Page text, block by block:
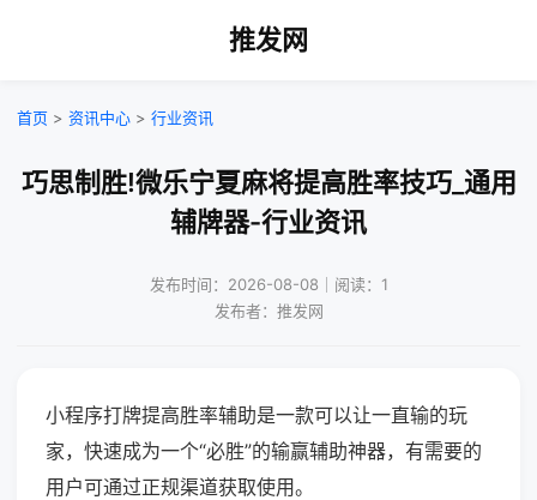
推发网
首页 > 资讯中心 > 行业资讯
巧思制胜!微乐宁夏麻将提高胜率技巧_通用
辅牌器-行业资讯
发布时间：2026-08-08｜阅读：1
发布者：推发网
小程序打牌提高胜率辅助是一款可以让一直输的玩
家，快速成为一个“必胜”的输赢辅助神器，有需要的
用户可通过正规渠道获取使用。